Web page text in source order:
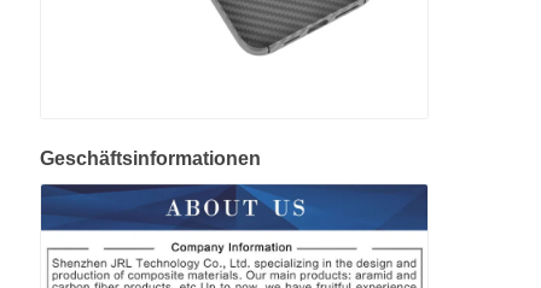
Geschäftsinformationen